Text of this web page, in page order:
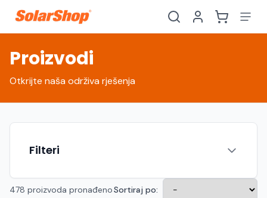
Proizvodi
Otkrijte naša održiva rješenja
Filteri
478 proizvoda pronađenoSortiraj po: